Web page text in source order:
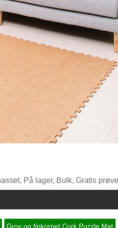
På lager, Bulk, Gratis
Grov og finkornet Cork Puzzle Mat